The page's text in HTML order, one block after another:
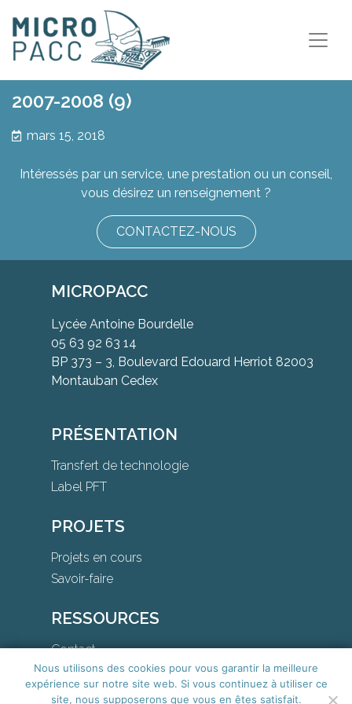
2007-2008 (9)
mars 15, 2018
Intéressés par un service, une prestation ou un conseil,
vous désirez un renseignement ?
CONTACTEZ-NOUS
MICROPACC
Lycée Antoine Bourdelle
05 63 92 63 14
BP 373 – 3, Boulevard Edouard Herriot 82003
Montauban Cedex
PRÉSENTATION
Transfert de technologie
Label PFT
PROJETS
Projets en cours
Savoir-faire
RESSOURCES
Contact
Téléchargements
Nous utilisons des cookies pour vous garantir la meilleure
expérience sur notre site web. Si vous continuez à utiliser ce
site, nous supposerons que vous en êtes satisfait.